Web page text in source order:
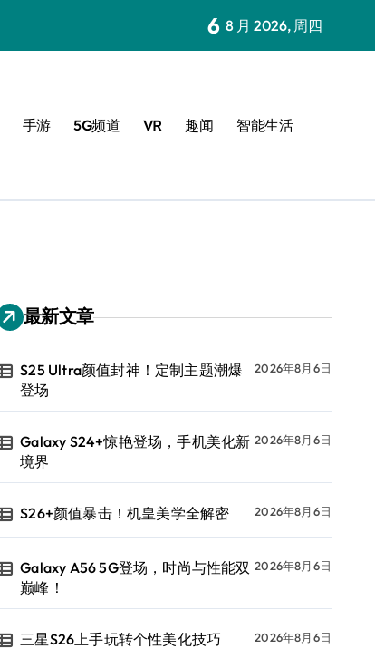
6 8 月 2026, 周四
手游 5G频道 VR 趣闻 智能生活
最新文章
S25 Ultra颜值封神！定制主题潮爆
登场
2026年8月6日
Galaxy S24+惊艳登场，手机美化新
境界
2026年8月6日
S26+颜值暴击！机皇美学全解密 2026年8月6日
Galaxy A56 5G登场，时尚与性能双
巅峰！
2026年8月6日
三星S26上手玩转个性美化技巧 2026年8月6日